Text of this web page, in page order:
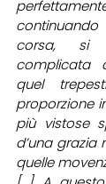
corsa, si
complicata
quel
proporzione
più vistose
d’una grazia
quelle